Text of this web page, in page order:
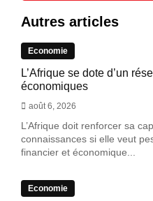
Autres articles
Economie
L’Afrique se dote d’un
économiques
août 6, 2026
L’Afrique doit renforcer sa
connaissances si elle veut
financier et économique...
Economie